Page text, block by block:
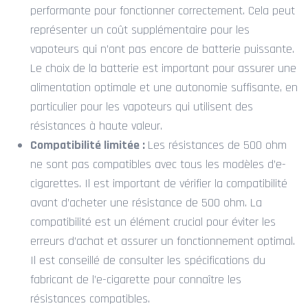
performante pour fonctionner correctement. Cela peut
représenter un coût supplémentaire pour les
vapoteurs qui n’ont pas encore de batterie puissante.
Le choix de la batterie est important pour assurer une
alimentation optimale et une autonomie suffisante, en
particulier pour les vapoteurs qui utilisent des
résistances à haute valeur.
Compatibilité limitée : Les résistances de 500 ohm
ne sont pas compatibles avec tous les modèles d’e-
cigarettes. Il est important de vérifier la compatibilité
avant d’acheter une résistance de 500 ohm. La
compatibilité est un élément crucial pour éviter les
erreurs d’achat et assurer un fonctionnement optimal.
Il est conseillé de consulter les spécifications du
fabricant de l’e-cigarette pour connaître les
résistances compatibles.